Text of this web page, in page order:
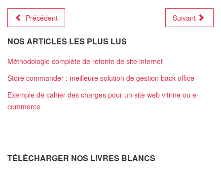
Précédent Suivant
NOS ARTICLES LES PLUS LUS
Méthodologie complète de refonte de site internet
Store commander : meilleure solution de gestion back-office
Exemple de cahier des charges pour un site web vitrine ou e-
commerce
TÉLÉCHARGER NOS LIVRES BLANCS